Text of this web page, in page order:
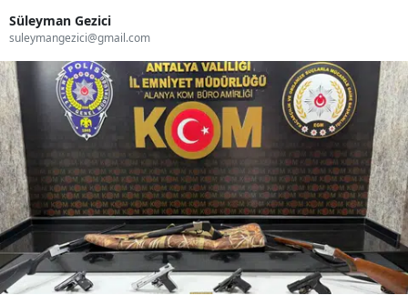
Süleyman Gezici
suleymangezici@gmail.com